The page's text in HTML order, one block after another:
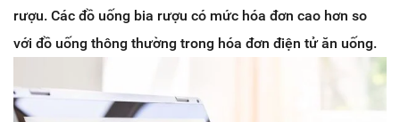
rượu. Các đồ uống bia rượu có mức hóa đơn cao hơn so
với đồ uống thông thường trong hóa đơn điện tử ăn uống.